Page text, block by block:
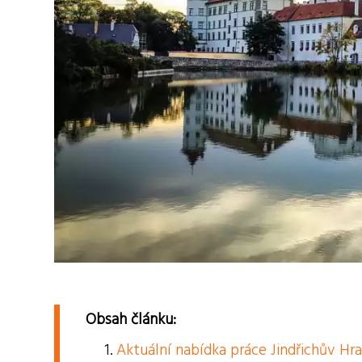
Obsah článku:
Aktuální nabídka práce Jindřichův